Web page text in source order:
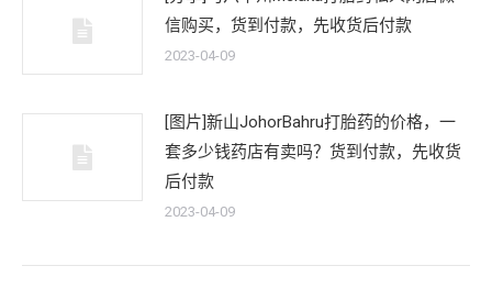
信购买，货到付款，先收货后付款
2023-04-09
[图片]新山JohorBahru打胎药的价格，一
套多少钱药店有卖吗？货到付款，先收货
后付款
2023-04-09